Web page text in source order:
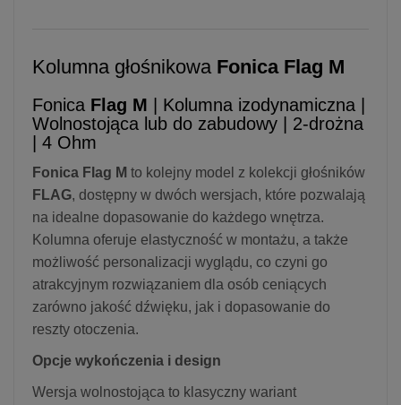
Kolumna głośnikowa Fonica Flag M
Fonica Flag M | Kolumna izodynamiczna |
Wolnostojąca lub do zabudowy | 2-drożna
| 4 Ohm
Fonica Flag M to kolejny model z kolekcji głośników
FLAG, dostępny w dwóch wersjach, które pozwalają
na idealne dopasowanie do każdego wnętrza.
Kolumna oferuje elastyczność w montażu, a także
możliwość personalizacji wyglądu, co czyni go
atrakcyjnym rozwiązaniem dla osób ceniących
zarówno jakość dźwięku, jak i dopasowanie do
reszty otoczenia.
Opcje wykończenia i design
Wersja wolnostojąca to klasyczny wariant